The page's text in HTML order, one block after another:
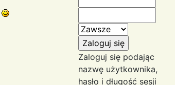
Zaloguj się podając
nazwę użytkownika,
hasło i długość sesji